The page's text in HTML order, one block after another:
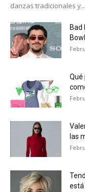
danzas tradicionales y...
Bad
Qué
las
está